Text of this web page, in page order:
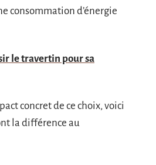
consommation d’énergie
le travertin pour sa
concret de ce choix, voici
la différence au